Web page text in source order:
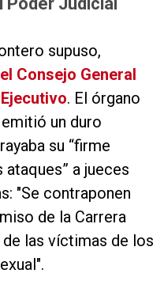
supuso,
el Consejo General
. El órgano
un duro
su “firme
ataques” a jueces
"Se contraponen
de la Carrera
las víctimas de los